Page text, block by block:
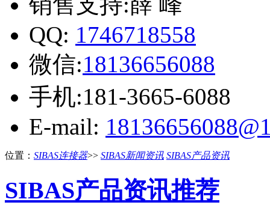
QQ: 1746718558
微信:18136656088
手机:181-3665-6088
E-mail:
位置： SIBAS连接器>> SIBAS新闻资讯 SIBAS产品资讯
SIBAS产品资讯推荐